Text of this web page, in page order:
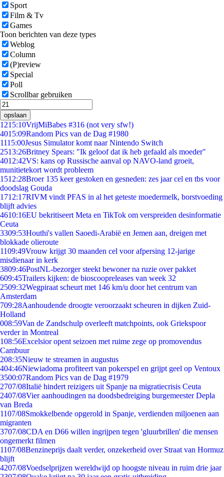
Sport
Film & Tv
Games
Toon berichten van deze types
Weblog
Column
(P)review
Special
Poll
Scrollbar gebruiken
opslaan
1215:10VrijMiBabes #316 (not very sfw!)
4015:09Random Pics van de Dag #1980
1115:00Jesus Simulator komt naar Nintendo Switch
2513:26Britney Spears: "Ik geloof dat ik heb gefaald als moeder"
4012:42VS: kans op Russische aanval op NAVO-land groeit,
munitietekort wordt probleem
1512:28Broer 135 keer gestoken en gesneden: zes jaar cel en tbs voor
doodslag Gouda
1712:17RIVM vindt PFAS in al het geteste moedermelk, borstvoeding
blijft advies
4610:16EU bekritiseert Meta en TikTok om verspreiden desinformatie
Ceuta
3309:53Houthi's vallen Saoedi-Arabië en Jemen aan, dreigen met
blokkade olieroute
1109:49Vrouw krijgt 30 maanden cel voor afpersing 12-jarige
misdienaar in kerk
3809:46PostNL-bezorger steekt bewoner na ruzie over pakket
609:45Trailers kijken: de bioscoopreleases van week 32
2509:32Wegpiraat scheurt met 146 km/u door het centrum van
Amsterdam
709:28Aanhoudende droogte veroorzaakt scheuren in dijken Zuid-
Holland
008:59Van de Zandschulp overleeft matchpoints, ook Griekspoor
verder in Montreal
108:56Excelsior opent seizoen met ruime zege op promovendus
Cambuur
208:35Nieuw te streamen in augustus
404:46Niewiadoma profiteert van pokerspel en grijpt geel op Ventoux
3500:07Random Pics van de Dag #1979
2707/08Italië hindert reizigers uit Spanje na migratiecrisis Ceuta
2407/08Vier aanhoudingen na doodsbedreiging burgemeester Depla
van Breda
1107/08Smokkelbende opgerold in Spanje, verdienden miljoenen aan
migranten
3707/08CDA en D66 willen ingrijpen tegen 'gluurbrillen' die mensen
ongemerkt filmen
1107/08Benzineprijs daalt verder, onzekerheid over Straat van Hormuz
blijft
4207/08Voedselprijzen wereldwijd op hoogste niveau in ruim drie jaar